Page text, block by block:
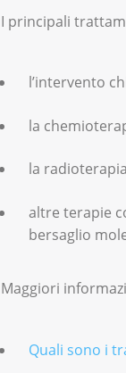
I principali
l’intervento
la
la
altre terapie
bersaglio
Maggiori
Quali sono i